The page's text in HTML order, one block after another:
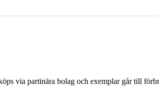
via partinära bolag och exemplar går till